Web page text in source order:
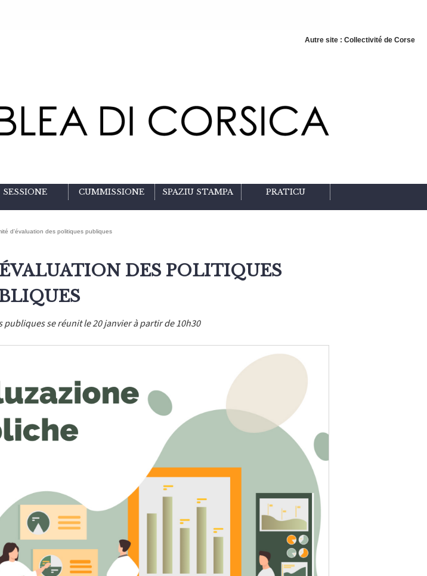
Autre site : Collectivité de Corse
SESSIONE CUMMISSIONE SPAZIU STAMPA PRATICU
d'évaluation des politiques publiques
DES POLITIQUES
se réunit le 20 janvier à partir de 10h30